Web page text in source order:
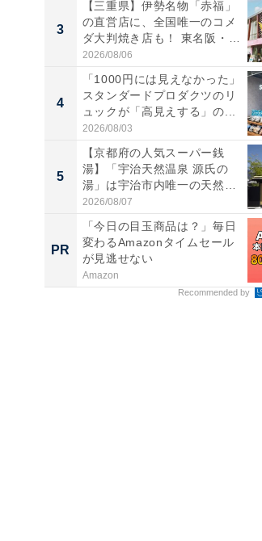
3
【三重県】伊勢名物「赤福」
の直営店に、全国唯一のコメ
ダ大判焼き店も！ 東名阪・
伊...
2026/08/06
4
「1000円には見えなかった」
スタンダードプロダクツのリ
ュックが「高見えする」の...
2026/08/03
5
【京都府の人気スーパー銭
湯】「宇治天然温泉 源氏の
湯」は宇治市内唯一の天然温
泉と...
2026/08/07
PR
「今日の目玉商品は？」毎日
変わるAmazonタイムセール
が見逃せない
Amazon
Recommended by